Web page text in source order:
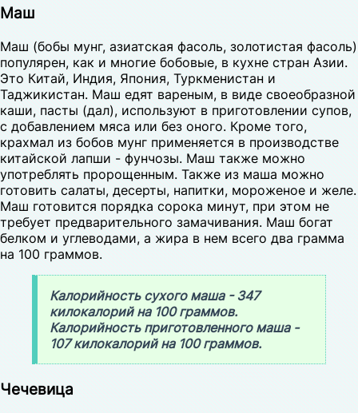
Маш
Маш (бобы мунг, азиатская фасоль, золотистая фасоль)
популярен, как и многие бобовые, в кухне стран Азии.
Это Китай, Индия, Япония, Туркменистан и
Таджикистан. Маш едят вареным, в виде своеобразной
каши, пасты (дал), используют в приготовлении супов,
с добавлением мяса или без оного. Кроме того,
крахмал из бобов мунг применяется в производстве
китайской лапши - фунчозы. Маш также можно
употреблять пророщенным. Также из маша можно
готовить салаты, десерты, напитки, мороженое и желе.
Маш готовится порядка сорока минут, при этом не
требует предварительного замачивания. Маш богат
белком и углеводами, а жира в нем всего два грамма
на 100 граммов.
Калорийность сухого маша - 347
килокалорий на 100 граммов.
Калорийность приготовленного маша -
107 килокалорий на 100 граммов.
Чечевица